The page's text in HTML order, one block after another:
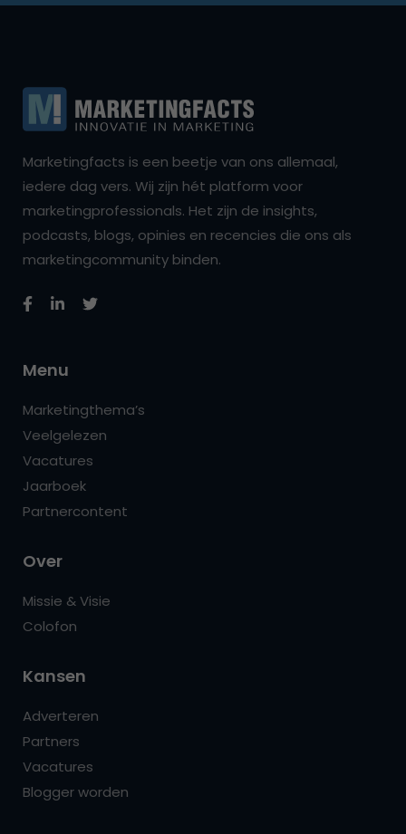
Marketingfacts is een beetje van ons allemaal,
iedere dag vers. Wij zijn hét platform voor
marketingprofessionals. Het zijn de insights,
podcasts, blogs, opinies en recencies die ons als
marketingcommunity binden.
Menu
Marketingthema’s
Veelgelezen
Vacatures
Jaarboek
Partnercontent
Over
Missie & Visie
Colofon
Kansen
Adverteren
Partners
Vacatures
Blogger worden